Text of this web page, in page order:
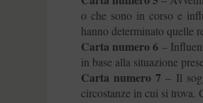
o che sono in corso e
hanno determinato quelle
Carta numero 6 –
in base alla situazione
Carta numero 7 – Il
circostanze in cui si trova.